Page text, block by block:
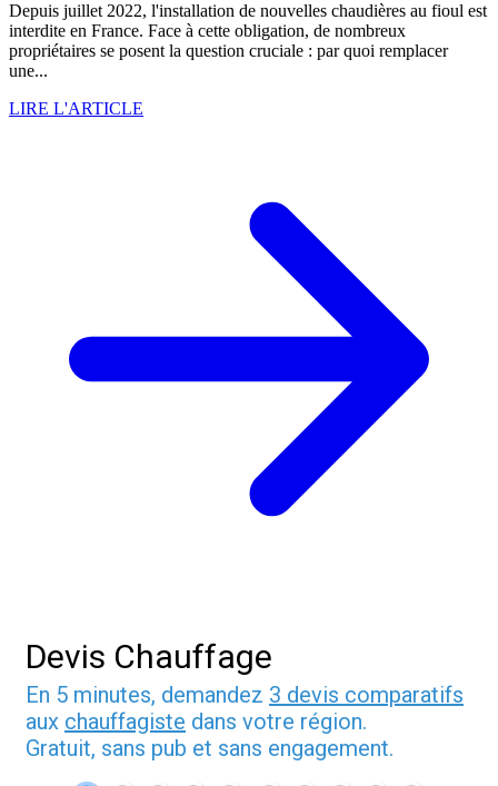
Depuis juillet 2022, l'installation de nouvelles chaudières au fioul est
interdite en France. Face à cette obligation, de nombreux
propriétaires se posent la question cruciale : par quoi remplacer
une...
LIRE L'ARTICLE
Devis Chauffage
En 5 minutes, demandez 3 devis comparatifs
aux chauffagiste dans votre région.
Gratuit, sans pub et sans engagement.